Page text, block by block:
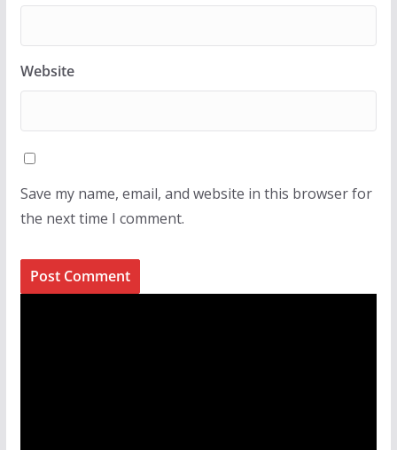
Website
Save my name, email, and website in this browser for
the next time I comment.